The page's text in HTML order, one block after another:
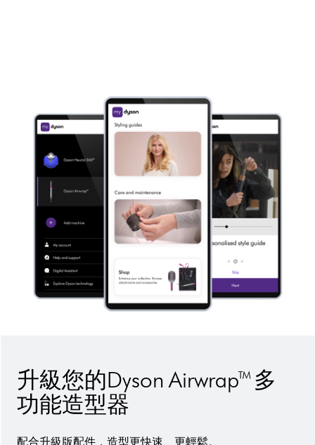
升級您的Dyson Airwrap™ 多
功能造型器
配合升級版配件，造型更快速、更輕鬆。